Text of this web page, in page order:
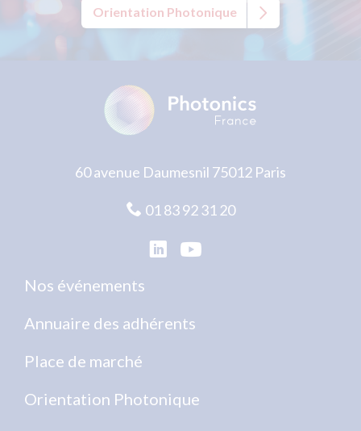
Orientation Photonique
60 avenue Daumesnil 75012 Paris
01 83 92 31 20
Nos événements
Annuaire des adhérents
Place de marché
Orientation Photonique